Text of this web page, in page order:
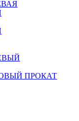
ПРОКАТ